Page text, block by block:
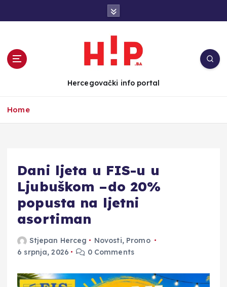
e
Hercegovački info portal
Home
Dani ljeta u FIS-u u
Ljubuškom –do 20%
popusta na ljetni
asortiman
Stjepan Herceg Novosti, Promo
6 srpnja, 2026
0 Comments